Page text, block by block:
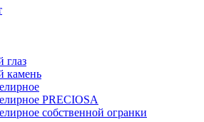
глаз
камень
PRECIOSA
собственной огранки